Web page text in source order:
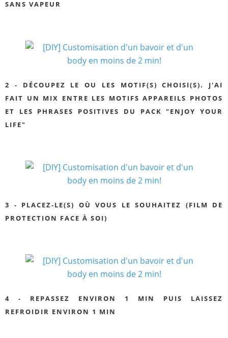
SANS VAPEUR
2 - DÉCOUPEZ LE OU LES MOTIF(S) CHOISI(S). J'AI
FAIT UN MIX ENTRE LES MOTIFS APPAREILS PHOTOS
ET LES PHRASES POSITIVES DU PACK "ENJOY YOUR
LIFE"
3 - PLACEZ-LE(S) OÙ VOUS LE SOUHAITEZ (FILM DE
PROTECTION FACE À SOI)
4 - REPASSEZ ENVIRON 1 MIN PUIS LAISSEZ
REFROIDIR ENVIRON 1 MIN